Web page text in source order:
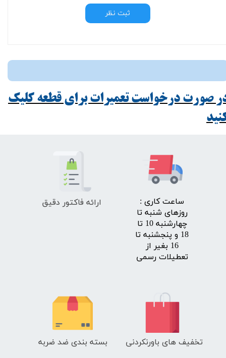
ثبت نظر
صورت درخواست تعمیرات برای قطعه کلیک
​ساعت کاری :
روزهای شنبه تا
چهارشنبه 10 تا
18 و پنجشنبه تا
16 بغیر از
تعطیلات رسمی
تخفیف های باورنکردنی بسته بندی ضد ضربه
ارائه فاکتور دقیق